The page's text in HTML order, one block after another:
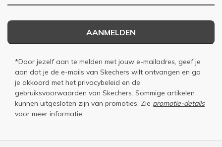
AANMELDEN
*Door jezelf aan te melden met jouw e-mailadres, geef je
aan dat je de e-mails van Skechers wilt ontvangen en ga
je akkoord met het privacybeleid en de
gebruiksvoorwaarden van Skechers. Sommige artikelen
kunnen uitgesloten zijn van promoties. Zie promotie-details
voor meer informatie.